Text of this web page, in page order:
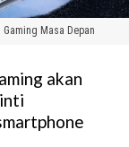
Gaming Masa Depan
akan